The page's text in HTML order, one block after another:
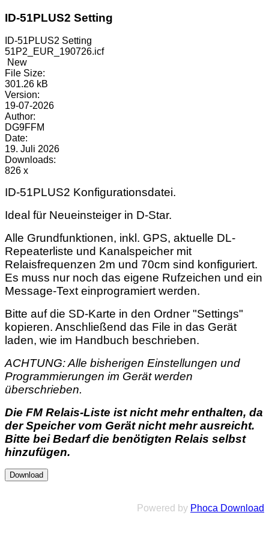
ID-51PLUS2 Setting
ID-51PLUS2 Setting
51P2_EUR_190726.icf
New
File Size:
301.26 kB
Version:
19-07-2026
Author:
DG9FFM
Date:
19. Juli 2026
Downloads:
826 x
ID-51PLUS2 Konfigurationsdatei.
Ideal für Neueinsteiger in D-Star.
Alle Grundfunktionen, inkl. GPS, aktuelle DL-
Repeaterliste und Kanalspeicher mit
Relaisfrequenzen 2m und 70cm sind konfiguriert.
Es muss nur noch das eigene Rufzeichen und ein
Message-Text einprogramiert werden.
Bitte auf die SD-Karte in den Ordner "Settings"
kopieren. Anschließend das File in das Gerät
laden, wie im Handbuch beschrieben.
ACHTUNG: Alle bisherigen Einstellungen und
Programmierungen im Gerät werden
überschrieben.
Die FM Relais-Liste ist nicht mehr enthalten, da
der Speicher vom Gerät nicht mehr ausreicht.
Bitte bei Bedarf die benötigten Relais selbst
hinzufügen.
Powered by Phoca Download